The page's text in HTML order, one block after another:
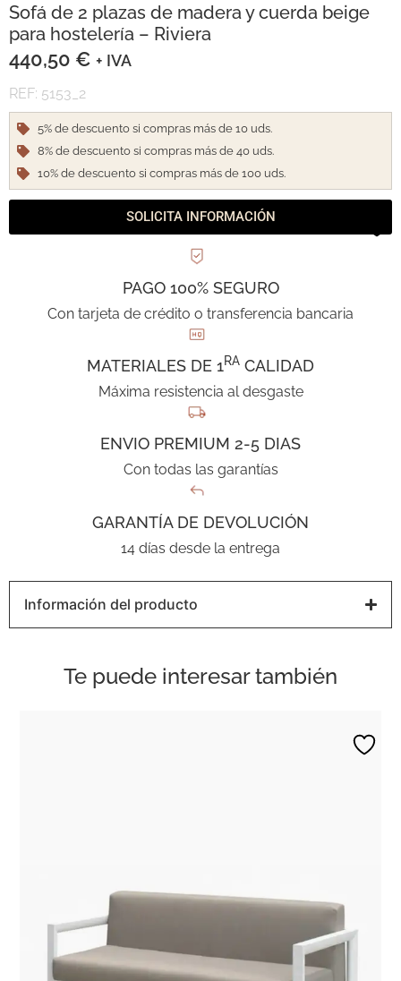
Sofá de 2 plazas de madera y cuerda beige
para hostelería – Riviera
440,50 € + IVA
REF: 5153_2
5% de descuento si compras más de 10 uds.
8% de descuento si compras más de 40 uds.
10% de descuento si compras más de 100 uds.
SOLICITA INFORMACIÓN
PAGO 100% SEGURO
Con tarjeta de crédito o transferencia bancaria
MATERIALES DE 1RA CALIDAD
Máxima resistencia al desgaste
ENVIO PREMIUM 2-5 DIAS
Con todas las garantías
GARANTÍA DE DEVOLUCIÓN
14 días desde la entrega
Información del producto
Te puede interesar también